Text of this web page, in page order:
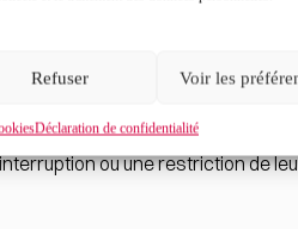
Refuser Voir les
Déclaration de confidentialité
interlocuteur privilégié : en
ou une restriction de